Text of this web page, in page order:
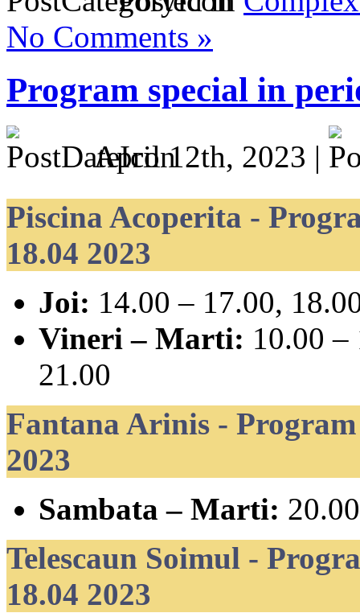
No Comments »
Program special in
April 12th, 2023 |
Piscina Acoperita -
18.04 2023
Joi: 14.00 – 17.00,
Vineri – Marti: 10.00 –
21.00
Fantana Arinis -
2023
Sambata – Marti:
Telescaun Soimul -
18.04 2023